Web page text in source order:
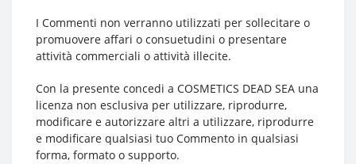
I Commenti non verranno utilizzati per sollecitare o
promuovere affari o consuetudini o presentare
attività commerciali o attività illecite.
Con la presente concedi a COSMETICS DEAD SEA una
licenza non esclusiva per utilizzare, riprodurre,
modificare e autorizzare altri a utilizzare, riprodurre
e modificare qualsiasi tuo Commento in qualsiasi
forma, formato o supporto.